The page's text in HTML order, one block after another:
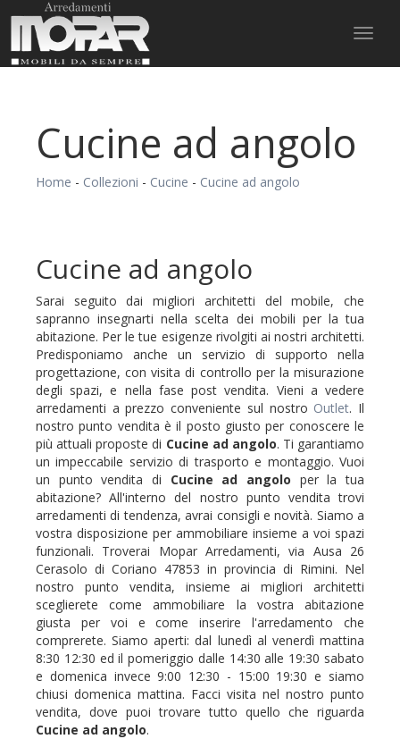
Cucine ad angolo
Home - Collezioni - Cucine - Cucine ad angolo
Cucine ad angolo
Sarai seguito dai migliori architetti del mobile, che
sapranno insegnarti nella scelta dei mobili per la tua
abitazione. Per le tue esigenze rivolgiti ai nostri architetti.
Predisponiamo anche un servizio di supporto nella
progettazione, con visita di controllo per la misurazione
degli spazi, e nella fase post vendita. Vieni a vedere
arredamenti a prezzo conveniente sul nostro Outlet. Il
nostro punto vendita è il posto giusto per conoscere le
più attuali proposte di Cucine ad angolo. Ti garantiamo
un impeccabile servizio di trasporto e montaggio. Vuoi
un punto vendita di Cucine ad angolo per la tua
abitazione? All'interno del nostro punto vendita trovi
arredamenti di tendenza, avrai consigli e novità. Siamo a
vostra disposizione per ammobiliare insieme a voi spazi
funzionali. Troverai Mopar Arredamenti, via Ausa 26
Cerasolo di Coriano 47853 in provincia di Rimini. Nel
nostro punto vendita, insieme ai migliori architetti
sceglierete come ammobiliare la vostra abitazione
giusta per voi e come inserire l'arredamento che
comprerete. Siamo aperti: dal lunedì al venerdì mattina
8:30 12:30 ed il pomeriggio dalle 14:30 alle 19:30 sabato
e domenica invece 9:00 12:30 - 15:00 19:30 e siamo
chiusi domenica mattina. Facci visita nel nostro punto
vendita, dove puoi trovare tutto quello che riguarda
Cucine ad angolo.